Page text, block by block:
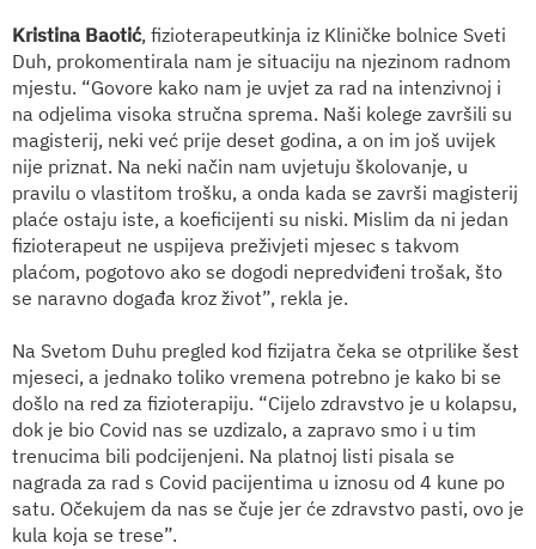
Kristina Baotić, fizioterapeutkinja iz Kliničke bolnice Sveti
Duh, prokomentirala nam je situaciju na njezinom radnom
mjestu. “Govore kako nam je uvjet za rad na intenzivnoj i
na odjelima visoka stručna sprema. Naši kolege završili su
magisterij, neki već prije deset godina, a on im još uvijek
nije priznat. Na neki način nam uvjetuju školovanje, u
pravilu o vlastitom trošku, a onda kada se završi magisterij
plaće ostaju iste, a koeficijenti su niski. Mislim da ni jedan
fizioterapeut ne uspijeva preživjeti mjesec s takvom
plaćom, pogotovo ako se dogodi nepredviđeni trošak, što
se naravno događa kroz život”, rekla je.
Na Svetom Duhu pregled kod fizijatra čeka se otprilike šest
mjeseci, a jednako toliko vremena potrebno je kako bi se
došlo na red za fizioterapiju. “Cijelo zdravstvo je u kolapsu,
dok je bio Covid nas se uzdizalo, a zapravo smo i u tim
trenucima bili podcijenjeni. Na platnoj listi pisala se
nagrada za rad s Covid pacijentima u iznosu od 4 kune po
satu. Očekujem da nas se čuje jer će zdravstvo pasti, ovo je
kula koja se trese”.